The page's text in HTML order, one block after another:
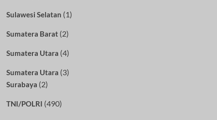
Sulawesi Selatan (1)
Sumatera Barat(2)
Sumatera Utara (4)
Sumatera Utara (3)
Surabaya (2)
TNI/POLRI (490)